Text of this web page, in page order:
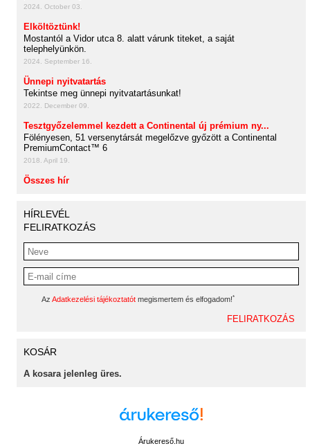
2024. October 03.
Elköltöztünk!
Mostantól a Vidor utca 8. alatt várunk titeket, a saját
telephelyünkön.
2024. September 16.
Ünnepi nyitvatartás
Tekintse meg ünnepi nyitvatartásunkat!
2022. December 09.
Tesztgyőzelemmel kezdett a Continental új prémium ny...
Fölényesen, 51 versenytársát megelőzve győzött a Continental
PremiumContact™ 6
2018. April 19.
Összes hír
HÍRLEVÉL
FELIRATKOZÁS
Az Adatkezelési tájékoztatót megismertem és elfogadom!*
KOSÁR
A kosara jelenleg üres.
Árukereső.hu